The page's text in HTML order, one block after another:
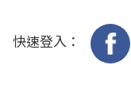
快速登入：